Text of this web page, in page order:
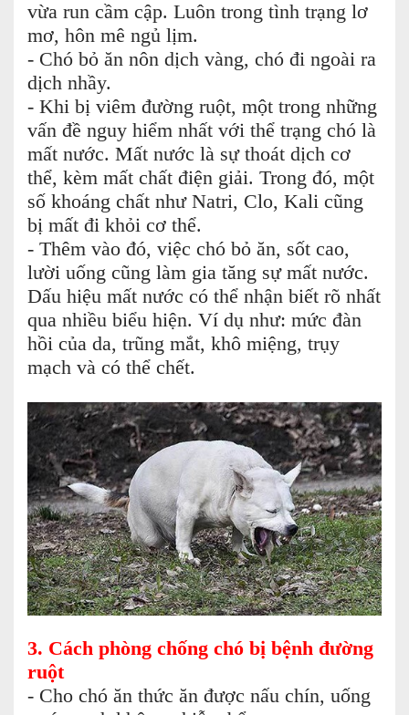
vừa run cầm cập. Luôn trong tình trạng lơ
mơ, hôn mê ngủ lịm.
- Chó bỏ ăn nôn dịch vàng, chó đi ngoài ra
dịch nhầy.
- Khi bị viêm đường ruột, một trong những
vấn đề nguy hiểm nhất với thể trạng chó là
mất nước. Mất nước là sự thoát dịch cơ
thể, kèm mất chất điện giải. Trong đó, một
số khoáng chất như Natri, Clo, Kali cũng
bị mất đi khỏi cơ thể.
- Thêm vào đó, việc chó bỏ ăn, sốt cao,
lười uống cũng làm gia tăng sự mất nước.
Dấu hiệu mất nước có thể nhận biết rõ nhất
qua nhiều biểu hiện. Ví dụ như: mức đàn
hồi của da, trũng mắt, khô miệng, trụy
mạch và có thể chết.
3. Cách phòng chống chó bị bệnh đường
ruột
- Cho chó ăn thức ăn được nấu chín, uống